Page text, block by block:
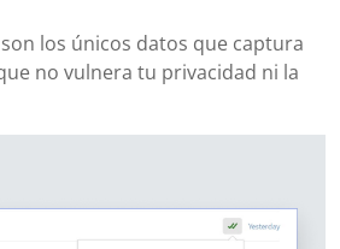
los únicos datos que captura
no vulnera tu privacidad ni la